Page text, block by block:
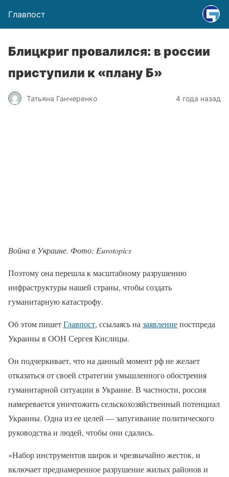
Главпост
Блицкриг провалился: в россии
приступили к «плану Б»
Татьяна Ганчеренко 4 года назад
Война в Украине. Фото: Eurotopics
Поэтому она перешла к масштабному разрушению
инфраструктуры нашей страны, чтобы создать
гуманитарную катастрофу.
Об этом пишетГлавпост, ссылаясь на заявлениепостпреда
Украины в ООН Сергея Кислицы.
Он подчеркивает, что на данный момент рф не желает
отказаться от своей стратегии умышленного обострения
гуманитарной ситуации в Украине. В частности, россия
намеревается уничтожить сельскохозяйственный потенциал
Украины. Одна из ее целей — запугивание политического
руководства и людей, чтобы они сдались.
«Набор инструментов широк и чрезвычайно жесток, и
включает преднамеренное разрушение жилых районов и